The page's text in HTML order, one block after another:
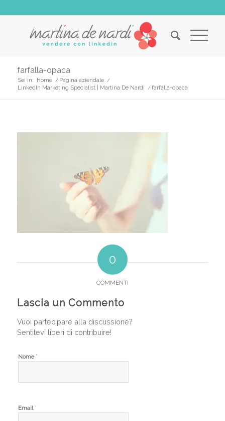
farfalla-opaca
Sei in: Home / Pagina aziendale /
LinkedIn Marketing Specialist | Martina De Nardi / farfalla-opaca
0
COMMENTI
Lascia un Commento
Vuoi partecipare alla discussione?
Sentitevi liberi di contribuire!
Nome *
Email *